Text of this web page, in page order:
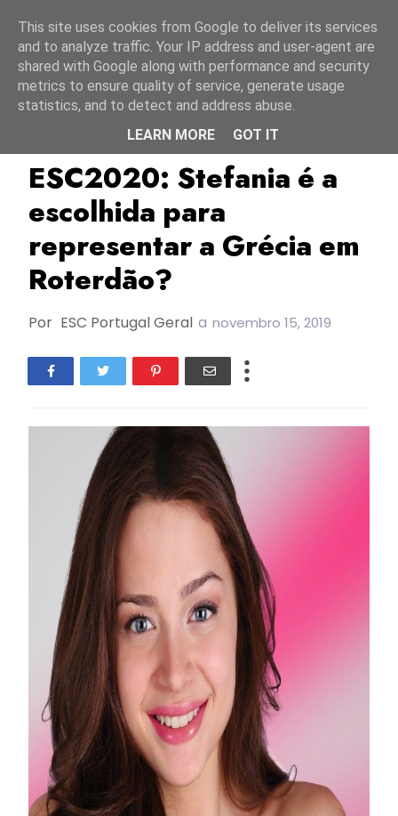
ESC2020 Grécia
ESC2020: Stefania é a
escolhida para
representar a Grécia em
Roterdão?
Por ESC Portugal Geral a novembro 15, 2019
This site uses cookies from Google to deliver its services
and to analyze traffic. Your IP address and user-agent are
shared with Google along with performance and security
metrics to ensure quality of service, generate usage
statistics, and to detect and address abuse.
LEARN MORE
GOT IT